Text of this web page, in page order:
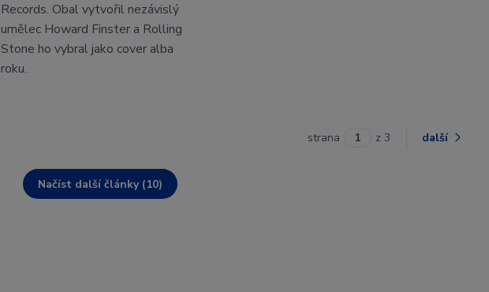
Records. Obal vytvořil nezávislý
umělec Howard Finster a Rolling
Stone ho vybral jako cover alba
roku.
Načíst další články (10)
strana z 3 další